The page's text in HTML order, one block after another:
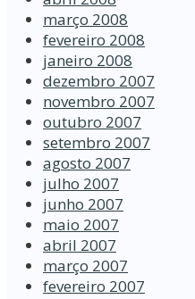
março 2008
fevereiro 2008
janeiro 2008
dezembro 2007
novembro 2007
outubro 2007
setembro 2007
agosto 2007
julho 2007
junho 2007
maio 2007
abril 2007
março 2007
fevereiro 2007